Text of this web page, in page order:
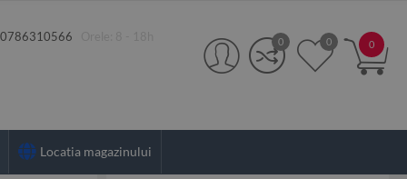
0786310566
0
0 0
Locatia magazinului